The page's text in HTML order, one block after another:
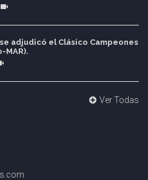
adjudicó el Clásico Campeones
MAR).
Ver Todas